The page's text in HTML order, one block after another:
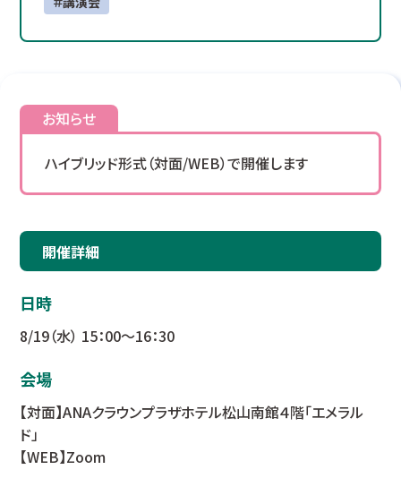
お知らせ
ハイブリッド形式（対面/WEB）で開催します
開催詳細
日時
8/19（水） 15：00～16：30
会場
【対面】ANAクラウンプラザホテル松山南館４階「エメラル
ド」
【WEB】Zoom